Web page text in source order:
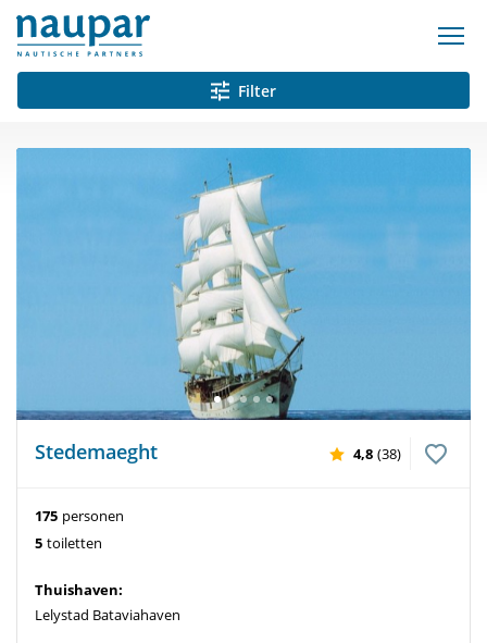
Filter
Stedemaeght 4,8 (38)
175 personen
5 toiletten
Thuishaven:
Lelystad Bataviahaven